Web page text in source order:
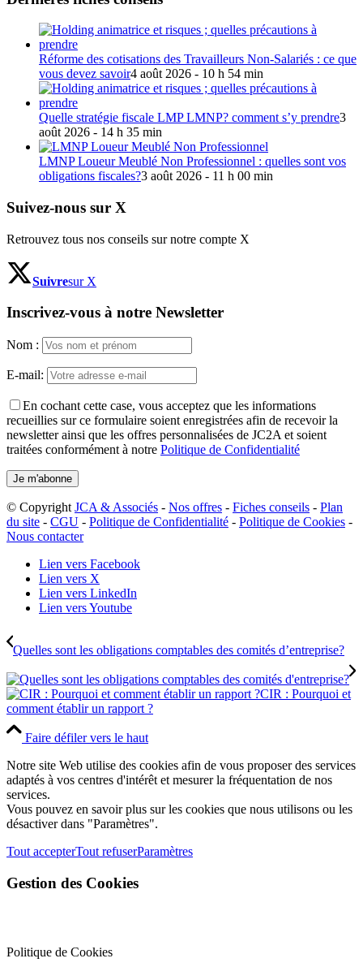
Réforme des cotisations des Travailleurs Non-Salariés : ce que
vous devez savoir4 août 2026 - 10 h 54 min
Quelle stratégie fiscale LMP LMNP? comment s’y prendre3
août 2026 - 14 h 35 min
LMNP Loueur Meublé Non Professionnel : quelles sont vos
obligations fiscales?3 août 2026 - 11 h 00 min
Suivez-nous sur X
Retrouvez tous nos conseils sur notre compte X
Suivresur X
Inscrivez-vous à notre Newsletter
Nom :
E-mail:
En cochant cette case, vous acceptez que les informations
recueillies sur ce formulaire soient enregistrées afin de recevoir la
newsletter ainsi que les offres personnalisées de JC2A et soient
traitées conformément à notre Politique de Confidentialité
© Copyright JCA & Associés - Nos offres - Fiches conseils - Plan
du site - CGU - Politique de Confidentialité - Politique de Cookies -
Nous contacter
Lien vers Facebook
Lien vers X
Lien vers LinkedIn
Lien vers Youtube
Quelles sont les obligations comptables des comités d’entreprise?
CIR : Pourquoi et
comment établir un rapport ?
Faire défiler vers le haut
Notre site Web utilise des cookies afin de vous proposer des services
adaptés à vos centres d'intérêt et mesurer la fréquentation de nos
services.
Vous pouvez en savoir plus sur les cookies que nous utilisons ou les
désactiver dans "Paramètres".
Tout accepterTout refuserParamètres
Gestion des Cookies
Politique de Cookies